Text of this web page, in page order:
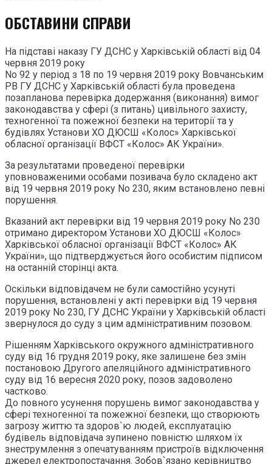
ОБСТАВИНИ СПРАВИ
На підставі наказу ГУ ДСНС у Харківській області від 04
червня 2019 року
No 92 у період з 18 по 19 червня 2019 року Вовчанським
РВ ГУ ДСНС у Харківській області була проведена
позапланова перевірка додержання (виконання) вимог
законодавства у сфері (з питань) цивільного захисту,
техногенної та пожежної безпеки на території та у
будівлях Установи ХО ДЮСШ «Колос» Харківської
обласної організації ВФСТ «Колос» АК України».
За результатами проведеної перевірки
уповноваженими особами позивача було складено акт
від 19 червня 2019 року No 230, яким встановлено певні
порушення.
Вказаний акт перевірки від 19 червня 2019 року No 230
отримано директором Установи ХО ДЮСШ «Колос»
Харківської обласної організації ВФСТ «Колос» АК
України», що підтверджується його особистим підписом
на останній сторінці акта.
Оскільки відповідачем не були самостійно усунуті
порушення, встановлені у акті перевірки від 19 червня
2019 року No 230, ГУ ДСНС України у Харківській області
звернулося до суду з цим адміністративним позовом.
Рішенням Харківського окружного адміністративного
суду від 16 грудня 2019 року, яке залишене без змін
постановою Другого апеляційного адміністративного
суду від 16 вересня 2020 року, позов задоволено
частково.
До повного усунення порушень вимог законодавства у
сфері техногенної та пожежної безпеки, що створюють
загрозу життю та здоров`ю людей, експлуатацію
будівель відповідача зупинено повністю шляхом їх
знеструмлення з опечатуванням пристроїв відключення
джерел електропостачання. Зобов`язано керівництво